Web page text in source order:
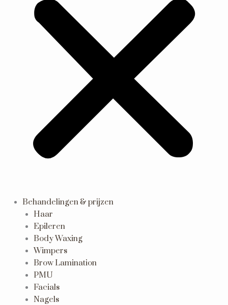
Behandelingen & prijzen
Haar
Epileren
Body Waxing
Wimpers
Brow Lamination
PMU
Facials
Nagels